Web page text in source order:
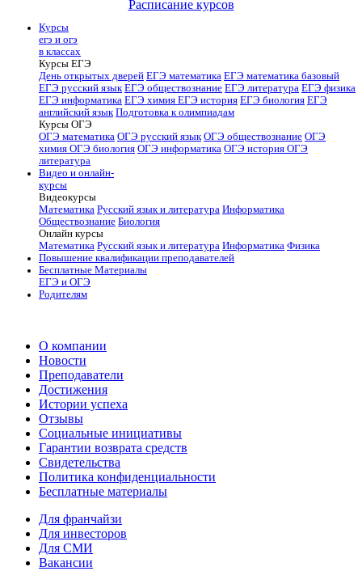
Расписание курсов
Курсы
егэ и огэ
в классах
Курсы ЕГЭ
День открытых дверей ЕГЭ математика ЕГЭ математика базовый
ЕГЭ русский язык ЕГЭ обществознание ЕГЭ литература ЕГЭ физика
ЕГЭ информатика ЕГЭ химия ЕГЭ история ЕГЭ биология ЕГЭ
английский язык Подготовка к олимпиадам
Курсы ОГЭ
ОГЭ математика ОГЭ русский язык ОГЭ обществознание ОГЭ
химия ОГЭ биология ОГЭ информатика ОГЭ история ОГЭ
литература
Видео и онлайн-
курсы
Видеокурсы
Математика Русский язык и литература Информатика
Обществознание Биология
Онлайн курсы
Математика Русский язык и литература Информатика Физика
Повышение квалификации преподавателей
Бесплатные Материалы
ЕГЭ и ОГЭ
Родителям
О компании
Новости
Преподаватели
Достижения
Истории успеха
Отзывы
Социальные инициативы
Гарантии возврата средств
Свидетельства
Политика конфиденциальности
Бесплатные материалы
Для франчайзи
Для инвесторов
Для СМИ
Вакансии